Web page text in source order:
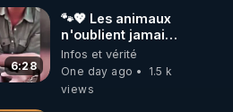
carbone.
6:28
🐾💖 Les animaux
n'oublient jamais
ceux qu'ils
aiment… 🥹❤️
Infos et vérité
One day ago
1.5 k
views